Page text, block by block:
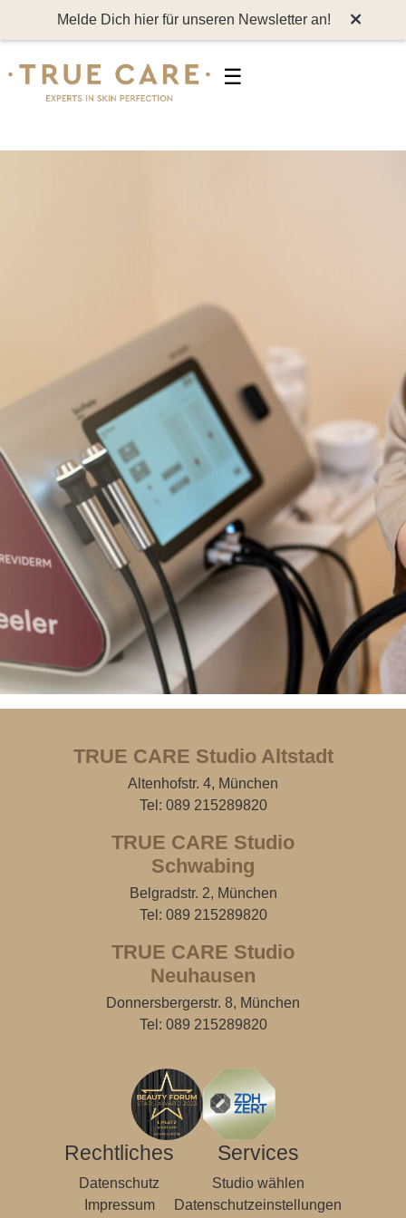
Melde Dich hier für unseren Newsletter an!
☰
TRUE CARE Studio Altstadt
Altenhofstr. 4, München
Tel: 089 215289820
TRUE CARE Studio
Schwabing
Belgradstr. 2, München
Tel: 089 215289820
TRUE CARE Studio
Neuhausen
Donnersbergerstr. 8, München
Tel: 089 215289820
Rechtliches
Datenschutz
Impressum
Services
Studio wählen
Datenschutzeinstellungen